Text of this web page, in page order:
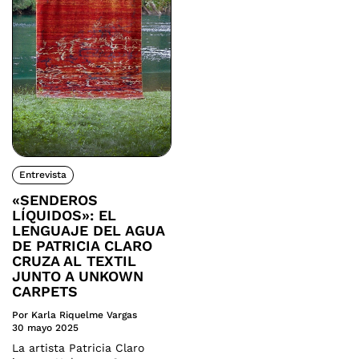
Entrevista
«SENDEROS
LÍQUIDOS»: EL
LENGUAJE DEL AGUA
DE PATRICIA CLARO
CRUZA AL TEXTIL
JUNTO A UNKOWN
CARPETS
Por Karla Riquelme Vargas
30 mayo 2025
La artista Patricia Claro